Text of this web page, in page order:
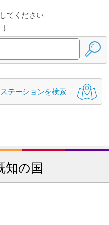
てください
↓
テーションを検索
知の国